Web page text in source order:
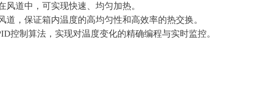
道中，可实现快速、均匀加热。
，保证箱内温度的高均匀性和高效率的热交换。
控制算法，实现对温度变化的精确编程与实时监控。